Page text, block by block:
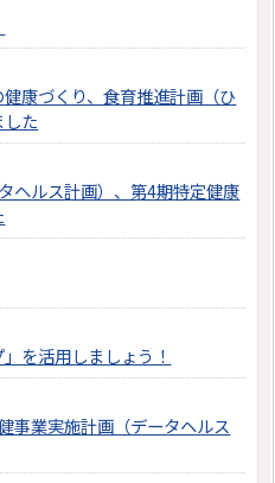
健康づくり、食育推進計画（ひ
た
ヘルス計画）、第4期特定健康
を活用しましょう！
事業実施計画（データヘルス